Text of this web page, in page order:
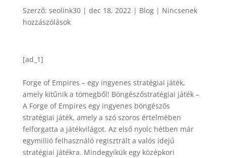
Szerző: seolink30| dec 18, 2022| Blog| Nincsenek
hozzászólások
[ad_1]
Forge of Empires – egy ingyenes stratégiai játék,
amely kitűnik a tömegből! Böngészőstratégiai játék –
A Forge of Empires egy ingyenes böngészős
stratégiai játék, amely a szó szoros értelmében
felforgatta a játékvilágot. Az első nyolc hétben már
egymillió felhasználó regisztrált a valós idejű
stratégiai játékra. Mindegyikük egy középkori